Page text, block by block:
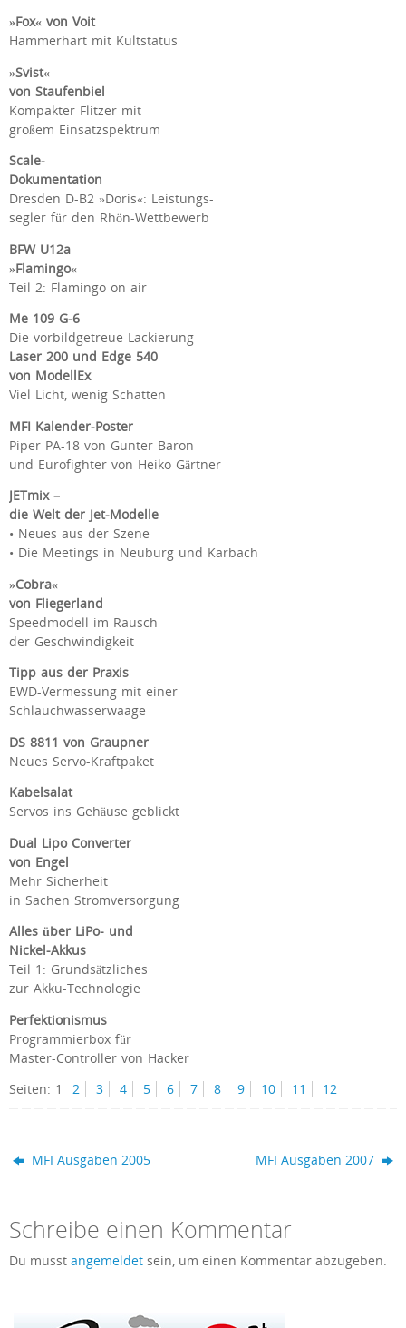
»Fox« von Voit
Hammerhart mit Kultstatus
»Svist«
von Staufenbiel
Kompakter Flitzer mit
großem Einsatzspektrum
Scale-
Dokumentation
Dresden D-B2 »Doris«: Leistungs-
segler für den Rhön-Wettbewerb
BFW U12a
»Flamingo«
Teil 2: Flamingo on air
Me 109 G-6
Die vorbildgetreue Lackierung
Laser 200 und Edge 540
von ModellEx
Viel Licht, wenig Schatten
MFI Kalender-Poster
Piper PA-18 von Gunter Baron
und Eurofighter von Heiko Gärtner
JETmix –
die Welt der Jet-Modelle
• Neues aus der Szene
• Die Meetings in Neuburg und Karbach
»Cobra«
von Fliegerland
Speedmodell im Rausch
der Geschwindigkeit
Tipp aus der Praxis
EWD-Vermessung mit einer
Schlauchwasserwaage
DS 8811 von Graupner
Neues Servo-Kraftpaket
Kabelsalat
Servos ins Gehäuse geblickt
Dual Lipo Converter
von Engel
Mehr Sicherheit
in Sachen Stromversorgung
Alles über LiPo- und
Nickel-Akkus
Teil 1: Grundsätzliches
zur Akku-Technologie
Perfektionismus
Programmierbox für
Master-Controller von Hacker
Seiten: 1 2 3 4 5 6 7 8 9 10 11 12
MFI Ausgaben 2005 MFI Ausgaben 2007
Schreibe einen Kommentar
Du musst angemeldet sein, um einen Kommentar abzugeben.